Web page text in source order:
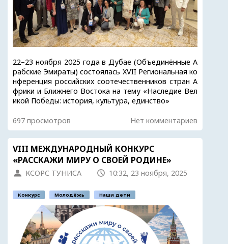
22–23 ноября 2025 года в Дубае (Объединённые А
рабские Эмираты) состоялась XVII Региональная ко
нференция российских соотечественников стран А
фрики и Ближнего Востока на тему «Наследие Вел
икой Победы: история, культура, единство»
697 просмотров Нет комментариев
VIII МЕЖДУНАРОДНЫЙ КОНКУРС
«РАССКАЖИ МИРУ О СВОЕЙ РОДИНЕ»
КСОРС ТУНИСА 10:32, 23 ноября, 2025
Конкурс Молодёжь Наши дети